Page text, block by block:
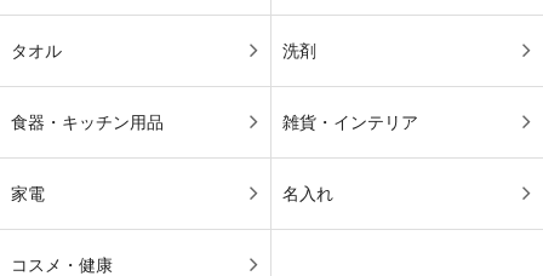
タオル 洗剤
食器・キッチン用品 雑貨・インテリア
家電 名入れ
コスメ・健康